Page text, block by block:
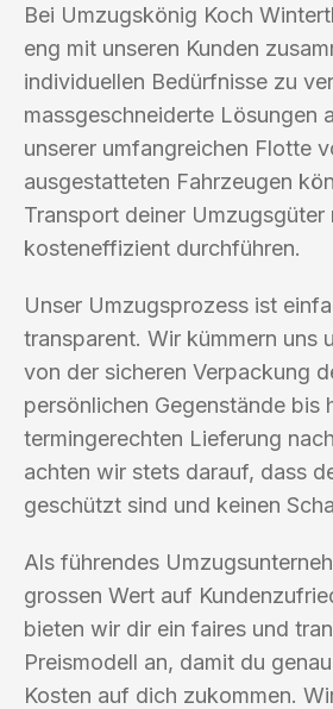
Bei Umzugskönig Koch
eng mit unseren Kunden
individuellen Bedürfnisse zu
massgeschneiderte Lösungen
unserer umfangreichen Flotte
ausgestatteten Fahrzeugen
Transport deiner Umzugsgüter
kosteneffizient durchführen.
Unser Umzugsprozess ist
transparent. Wir kümmern uns
von der sicheren Verpackung
persönlichen Gegenstände bis
termingerechten Lieferung
achten wir stets darauf, dass
geschützt sind und keinen
Als führendes
grossen Wert auf
bieten wir dir ein faires und
Preismodell an, damit du
Kosten auf dich zukommen.